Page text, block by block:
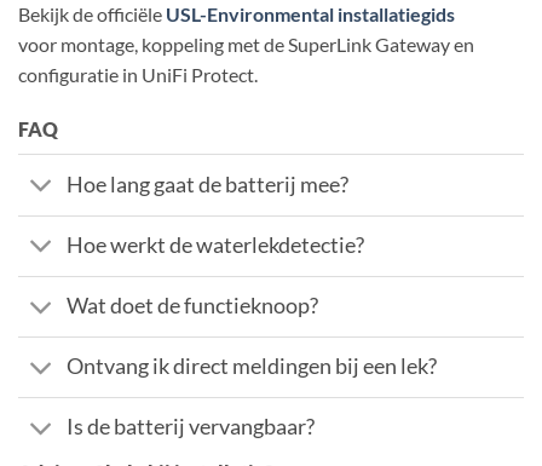
Bekijk de officiële USL-Environmental installatiegids
voor montage, koppeling met de SuperLink Gateway en
configuratie in UniFi Protect.
FAQ
Hoe lang gaat de batterij mee?
Hoe werkt de waterlekdetectie?
Wat doet de functieknoop?
Ontvang ik direct meldingen bij een lek?
Is de batterij vervangbaar?